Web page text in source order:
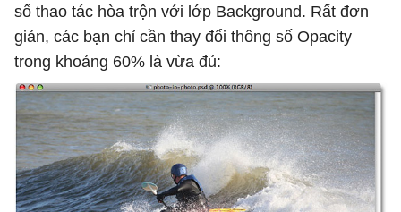
số thao tác hòa trộn với lớp Background. Rất đơn
giản, các bạn chỉ cần thay đổi thông số Opacity
trong khoảng 60% là vừa đủ: